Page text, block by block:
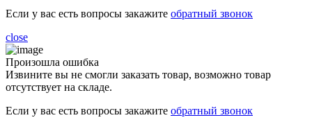
Если у вас есть вопросы закажите обратный звонок
close
Произошла ошибка
Извините вы не смогли заказать товар, возможно товар
отсутствует на складе.
Если у вас есть вопросы закажите обратный звонок